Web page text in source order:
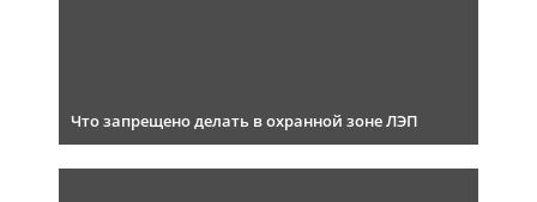
Что запрещено делать в охранной зоне ЛЭП